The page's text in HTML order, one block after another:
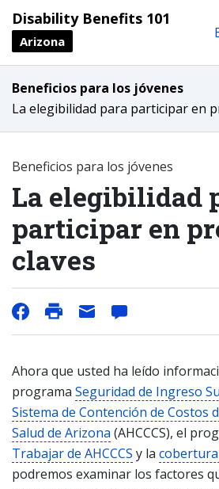
Disability Benefits 101
Arizona
Beneficios para los jóvenes
La elegibilidad para participar en
Beneficios para los jóvenes
La elegibilidad
participar en
claves
Ahora que usted ha leído
programa Seguridad de Ingreso
Sistema de Contención de Costos
Salud de Arizona (AHCCCS), el
Trabajar de AHCCCS y la
podremos examinar los factores